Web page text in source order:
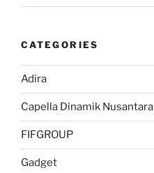
CATEGORIES
Adira
Capella Dinamik Nusantara
FIFGROUP
Gadget